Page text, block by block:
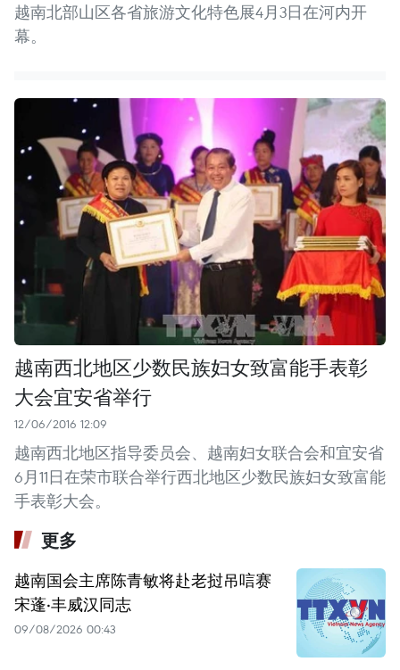
越南北部山区各省旅游文化特色展4月3日在河内开
幕。
越南西北地区少数民族妇女致富能手表彰
大会宜安省举行
12/06/2016 12:09
越南西北地区指导委员会、越南妇女联合会和宜安省
6月11日在荣市联合举行西北地区少数民族妇女致富能
手表彰大会。
更多
越南国会主席陈青敏将赴老挝吊唁赛
宋蓬·丰威汉同志
09/08/2026 00:43